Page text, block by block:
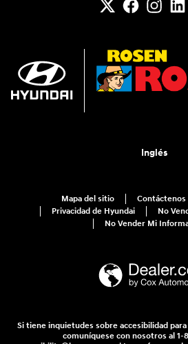
Inglés
Mapa del sitio Contáctenos
Privacidad de Hyundai
No
No Vender Mi
Si tiene inquietudes sobre accesibilidad
comuníquese con nosotros al 1-